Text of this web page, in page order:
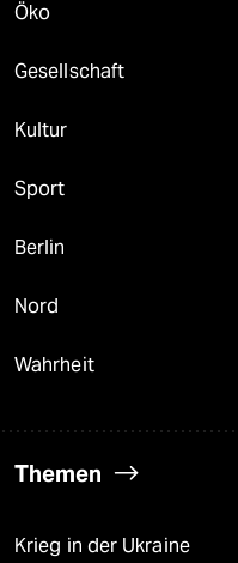
Öko
Gesellschaft
Kultur
Sport
Berlin
Nord
Wahrheit
Themen
Krieg in der Ukraine